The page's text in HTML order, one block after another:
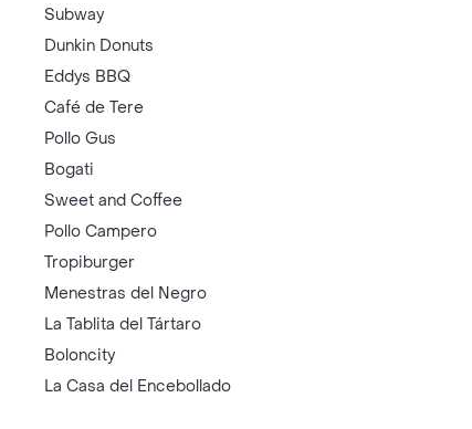
Subway
Dunkin Donuts
Eddys BBQ
Café de Tere
Pollo Gus
Bogati
Sweet and Coffee
Pollo Campero
Tropiburger
Menestras del Negro
La Tablita del Tártaro
Boloncity
La Casa del Encebollado